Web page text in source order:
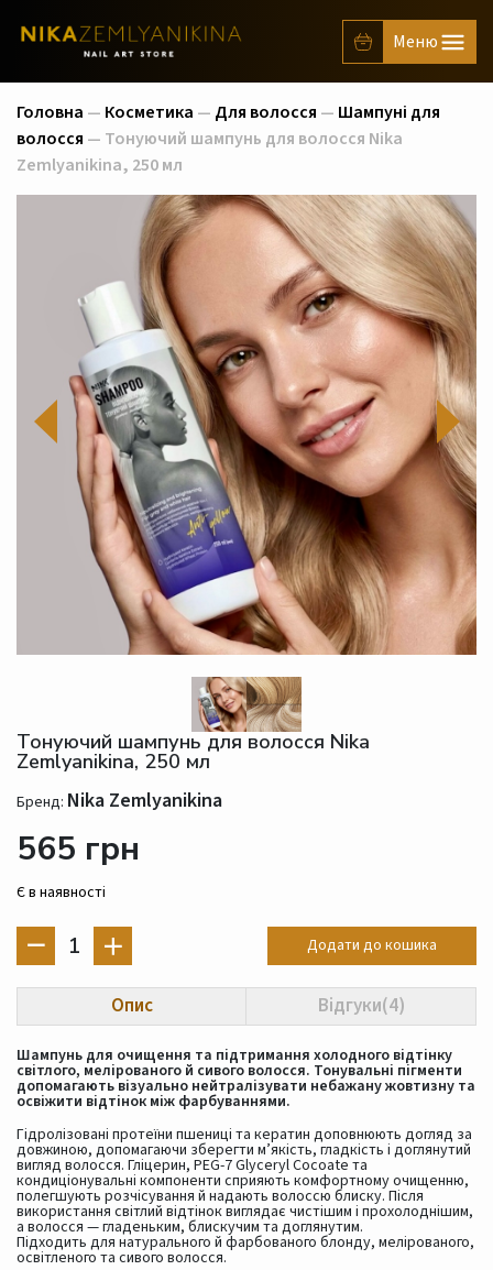
Головна — Косметика — Для волосся — Шампуні для
волосся — Тонуючий шампунь для волосся Nika
Zemlyanikina, 250 мл
Тонуючий шампунь для волосся Nika
Zemlyanikina, 250 мл
Бренд: Nika Zemlyanikina
565 грн
Є в наявності
1 Додати до кошика
Опис Відгуки(4)
Шампунь для очищення та підтримання холодного відтінку
світлого, мелірованого й сивого волосся. Тонувальні пігменти
допомагають візуально нейтралізувати небажану жовтизну та
освіжити відтінок між фарбуваннями.
Гідролізовані протеїни пшениці та кератин доповнюють догляд за
довжиною, допомагаючи зберегти м’якість, гладкість і доглянутий
вигляд волосся. Гліцерин, PEG-7 Glyceryl Cocoate та
кондиціонувальні компоненти сприяють комфортному очищенню,
полегшують розчісування й надають волоссю блиску. Після
використання світлий відтінок виглядає чистішим і прохолоднішим,
а волосся — гладеньким, блискучим та доглянутим.
Підходить для натурального й фарбованого блонду, мелірованого,
освітленого та сивого волосся.